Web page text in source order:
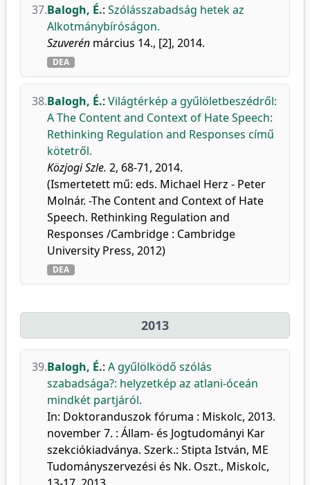
37.Balogh, É.: Szólásszabadság hetek az
Alkotmánybíróságon.
Szuverén március 14., [2], 2014.
DEA
38.Balogh, É.: Világtérkép a gyűlöletbeszédről:
A The Content and Context of Hate Speech:
Rethinking Regulation and Responses című
kötetről.
Közjogi Szle. 2, 68-71, 2014.
(Ismertetett mű: eds. Michael Herz - Peter
Molnár. -The Content and Context of Hate
Speech. Rethinking Regulation and
Responses /Cambridge : Cambridge
University Press, 2012)
DEA
2013
39.Balogh, É.: A gyűlölködő szólás
szabadsága?: helyzetkép az atlani-óceán
mindkét partjáról.
In: Doktoranduszok fóruma : Miskolc, 2013.
november 7. : Állam- és Jogtudományi Kar
szekciókiadványa. Szerk.: Stipta István, ME
Tudományszervezési és Nk. Oszt., Miskolc,